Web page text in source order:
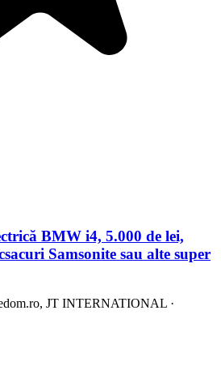
BMW i4, 5.000 de lei,
Samsonite sau alte super
JT INTERNATIONAL ·